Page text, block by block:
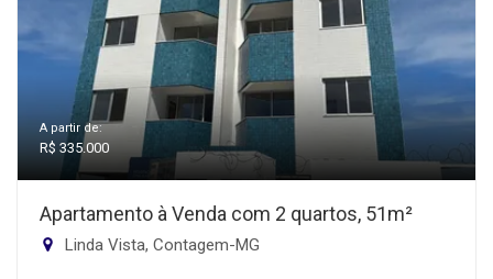
A partir de:
R$ 335.000
Apartamento à Venda com 2 quartos, 51m²
Linda Vista, Contagem-MG